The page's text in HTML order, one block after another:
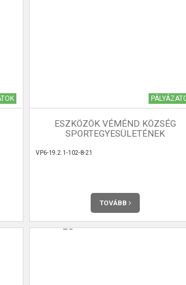
ESZKÖZÖK VÉMÉND KÖZSÉG
SPORTEGYESÜLETÉNEK
VP6-19.2.1-102-8-21
TOVÁBB